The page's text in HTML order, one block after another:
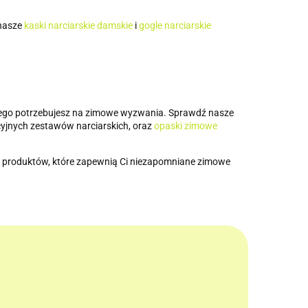
kaski narciarskie damskieigogle narciarskie
potrzebujesz na zimowe wyzwania. Sprawdź nasze
zestawów narciarskich, orazopaski zimowe
które zapewnią Ci niezapomniane zimowe